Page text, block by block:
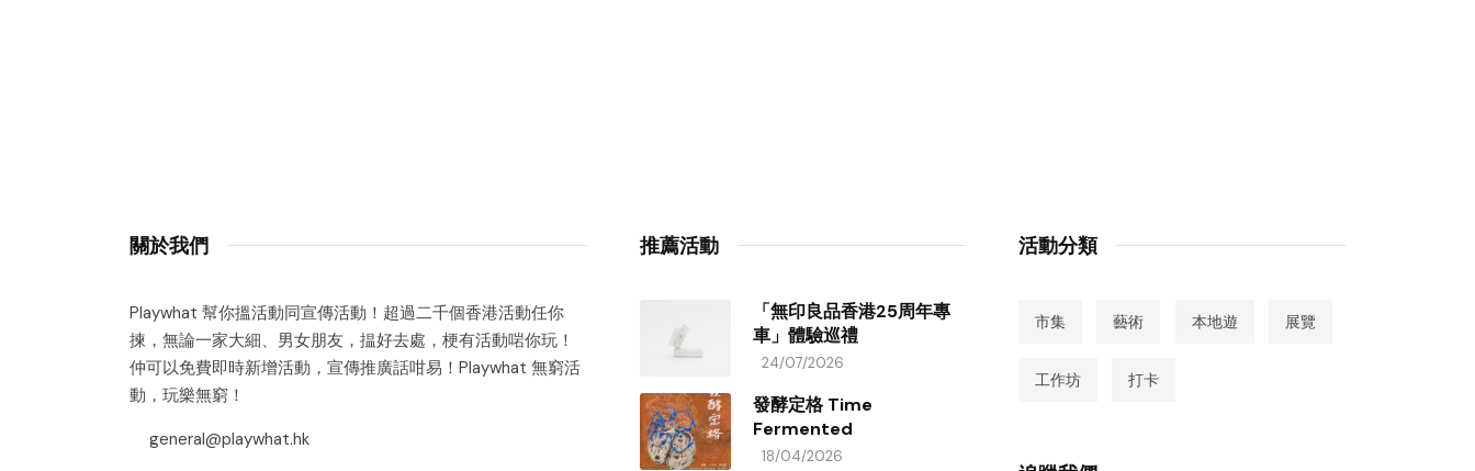
關於我們
Playwhat 幫你搵活動同宣傳活動！超過二千個香港活動任你
揀，無論一家大細、男女朋友，揾好去處，梗有活動啱你玩！
仲可以免費即時新增活動，宣傳推廣話咁易！Playwhat 無窮活
動，玩樂無窮！
general@playwhat.hk
推薦活動
「無印良品香港25周年專
車」體驗巡禮
24/07/2026
發酵定格 Time
Fermented
18/04/2026
活動分類
市集 藝術 本地遊 展覽
工作坊 打卡